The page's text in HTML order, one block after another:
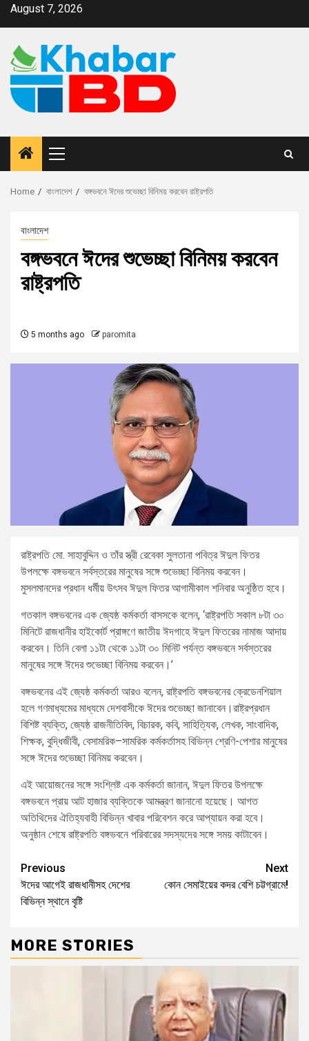
August 7, 2026
Home বাংলাদেশ বঙ্গভবনে ঈদের শুভেচ্ছা বিনিময় করবেন রাষ্ট্রপতি
বাংলাদেশ
বঙ্গভবনে ঈদের শুভেচ্ছা বিনিময় করবেন
রাষ্ট্রপতি
5 months ago paromita
রাষ্ট্রপতি মো. সাহাবুদ্দিন ও তাঁর স্ত্রী রেবেকা সুলতানা পবিত্র ঈদুল ফিতর
উপলক্ষে বঙ্গভবনে সর্বস্তরের মানুষের সঙ্গে শুভেচ্ছা বিনিময় করবেন।
মুসলমানদের প্রধান ধর্মীয় উৎসব ঈদুল ফিতর আগামীকাল শনিবার অনুষ্ঠিত হবে।
গতকাল বঙ্গভবনের এক জ্যেষ্ঠ কর্মকর্তা বাসসকে বলেন, ‘রাষ্ট্রপতি সকাল ৮টা ৩০
মিনিটে রাজধানীর হাইকোর্ট প্রাঙ্গণে জাতীয় ঈদগাহে ঈদুল ফিতরের নামাজ আদায়
করবেন। তিনি বেলা ১১টা থেকে ১১টা ৩০ মিনিট পর্যন্ত বঙ্গভবনে সর্বস্তরের
মানুষের সঙ্গে ঈদের শুভেচ্ছা বিনিময় করবেন।’
বঙ্গভবনের এই জ্যেষ্ঠ কর্মকর্তা আরও বলেন, রাষ্ট্রপতি বঙ্গভবনের ক্রেডেনশিয়াল
হলে গণমাধ্যমের মাধ্যমে দেশবাসীকে ঈদের শুভেচ্ছা জানাবেন।রাষ্ট্রপ্রধান
বিশিষ্ট ব্যক্তি, জ্যেষ্ঠ রাজনীতিবিদ, বিচারক, কবি, সাহিত্যিক, লেখক, সাংবাদিক,
শিক্ষক, বুদ্ধিজীবী, বেসামরিক–সামরিক কর্মকর্তাসহ বিভিন্ন শ্রেণি-পেশার মানুষের
সঙ্গে ঈদের শুভেচ্ছা বিনিময় করবেন।
এই আয়োজনের সঙ্গে সংশ্লিষ্ট এক কর্মকর্তা জানান, ঈদুল ফিতর উপলক্ষে
বঙ্গভবনে প্রায় আট হাজার ব্যক্তিকে আমন্ত্রণ জানানো হয়েছে। আগত
অতিথিদের ঐতিহ্যবাহী বিভিন্ন খাবার পরিবেশন করে আপ্যায়ন করা হবে।
অনুষ্ঠান শেষে রাষ্ট্রপতি বঙ্গভবনে পরিবারের সদস্যদের সঙ্গে সময় কাটাবেন।
Previous
ঈদের আগেই রাজধানীসহ দেশের
বিভিন্ন স্থানে বৃষ্টি
Next
কোন সেমাইয়ের কদর বেশি চট্টগ্রামে!
MORE STORIES